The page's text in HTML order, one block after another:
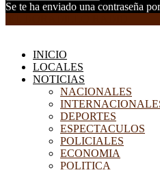
Se te ha enviado una contraseña
INICIO
LOCALES
NOTICIAS
NACIONALES
DEPORTES
ESPECTACULOS
POLICIALES
ECONOMIA
POLITICA